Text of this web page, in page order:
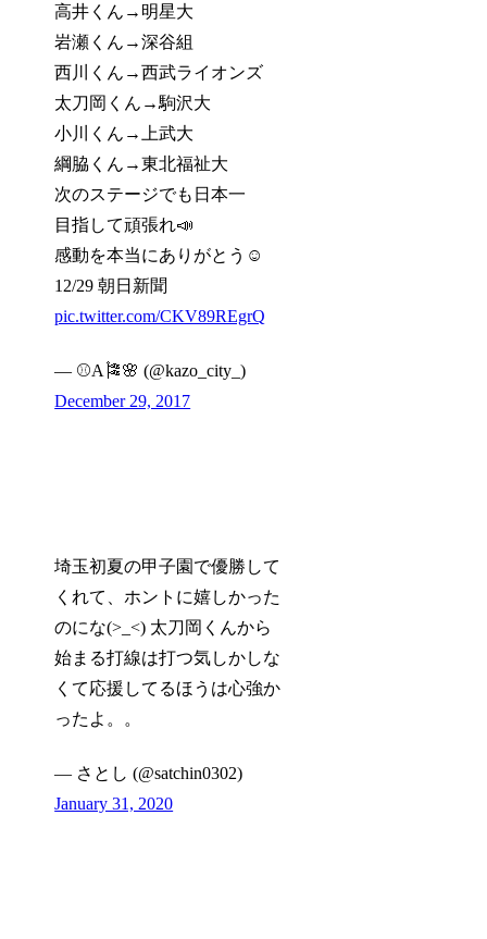
高井くん→明星大
岩瀬くん→深谷組
西川くん→西武ライオンズ
太刀岡くん→駒沢大
小川くん→上武大
綱脇くん→東北福祉大
次のステージでも日本一
目指して頑張れ📣
感動を本当にありがとう☺️
12/29 朝日新聞
pic.twitter.com/CKV89REgrQ
— ⚾A🎏🌸 (@kazo_city_)
December 29, 2017
埼玉初夏の甲子園で優勝して
くれて、ホントに嬉しかった
のにな(>_<) 太刀岡くんから
始まる打線は打つ気しかしな
くて応援してるほうは心強か
ったよ。。
— さとし (@satchin0302)
January 31, 2020